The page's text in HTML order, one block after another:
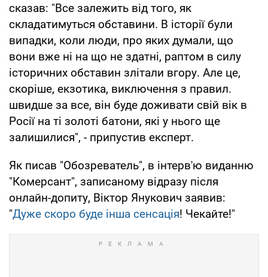
сказав: "Все залежить від того, як
складатимуться обставини. В історії були
випадки, коли люди, про яких думали, що
вони вже ні на що не здатні, раптом в силу
історичних обставин злітали вгору. Але це,
скоріше, екзотика, виключення з правил.
швидше за все, він буде доживати свій вік в
Росії на ті золоті батони, які у нього ще
залишилися", - припустив експерт.
Як писав "Обозреватель", в інтерв'ю виданню
"Комерсант", записаному відразу після
онлайн-допиту, Віктор Янукович заявив:
"Дуже скоро буде інша сенсація! Чекайте!"